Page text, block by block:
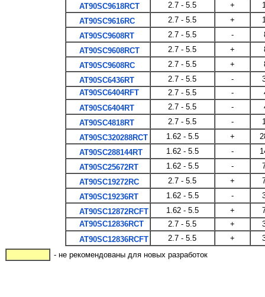
AT90SC9618RCT
2.7 - 5.5 +
AT90SC9616RC
2.7 - 5.5 +
AT90SC9608RT
2.7 - 5.5 -
AT90SC9608RCT
2.7 - 5.5 +
AT90SC9608RC
2.7 - 5.5 +
AT90SC6436RT
2.7 - 5.5 -
AT90SC6404RFT
2.7 - 5.5 -
AT90SC6404RT
2.7 - 5.5 -
AT90SC4818RT
2.7 - 5.5 -
AT90SC320288RCT
1.62 - 5.5 +
AT90SC288144RT
1.62 - 5.5 -
AT90SC25672RT
1.62 - 5.5 -
AT90SC19272RC
2.7 - 5.5 +
AT90SC19236RT
1.62 - 5.5 -
AT90SC12872RCFT
1.62 - 5.5 +
AT90SC12836RCT
2.7 - 5.5 +
AT90SC12836RCFT
2.7 - 5.5 +
- не рекомендованы для новых разработок